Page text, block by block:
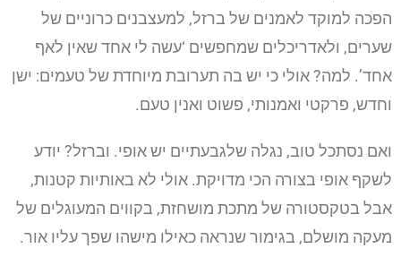
הפכה למוקד לאמנים של ברזל, למעצבנים כרוניים של
שערים, ולאדריכלים שמחפשים ‘עשה לי אחד שאין לאף
אחד’. למה? אולי כי יש בה תערובת מיוחדת של טעמים: ישן
וחדש, פרקטי ואמנותי, פשוט ואנין טעם.
ואם נסתכל טוב, נגלה שלגבעתיים יש אופי. וברזל? יודע
לשקף אופי בצורה הכי מדויקת. אולי לא באותיות קטנות,
אבל בטקסטורה של מתכת מושחזת, בקווים המעוגלים של
מעקה מושלם, בגימור שנראה כאילו מישהו שפך עליו אור.